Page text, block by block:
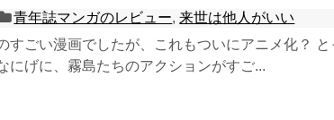
青年誌マンガのレビュー,来世は他人がいい
すごい漫画でしたが、これもついにアニメ化？ と
にげに、霧島たちのアクションがすご...